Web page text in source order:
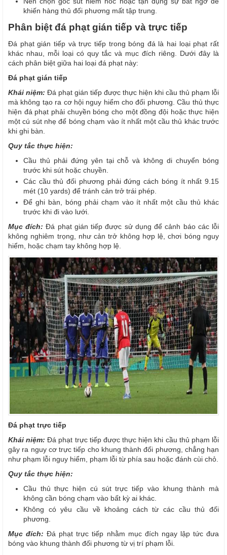
khiến hàng thủ đối phương mất tập trung.
Phân biệt đá phạt gián tiếp và trực tiếp
Đá phạt gián tiếp và trực tiếp trong bóng đá là hai loại phạt rất
khác nhau, mỗi loại có quy tắc và mục đích riêng. Dưới đây là
cách phân biệt giữa hai loại đá phạt này:
Đá phạt gián tiếp
Khái niệm: Đá phạt gián tiếp được thực hiện khi cầu thủ phạm lỗi
mà không tạo ra cơ hội nguy hiểm cho đối phương. Cầu thủ thực
hiện đá phạt phải chuyền bóng cho một đồng đội hoặc thực hiện
một cú sút nhẹ để bóng chạm vào ít nhất một cầu thủ khác trước
khi ghi bàn.
Quy tắc thực hiện:
Cầu thủ phải đứng yên tại chỗ và không di chuyển bóng
trước khi sút hoặc chuyền.
Các cầu thủ đối phương phải đứng cách bóng ít nhất 9.15
mét (10 yards) để tránh cản trở trái phép.
Để ghi bàn, bóng phải chạm vào ít nhất một cầu thủ khác
trước khi đi vào lưới.
Mục đích: Đá phạt gián tiếp được sử dụng để cảnh báo các lỗi
không nghiêm trọng, như cản trở không hợp lệ, chơi bóng nguy
hiểm, hoặc chạm tay không hợp lệ.
Đá phạt trực tiếp
Khái niệm: Đá phạt trực tiếp được thực hiện khi cầu thủ phạm lỗi
gây ra nguy cơ trực tiếp cho khung thành đối phương, chẳng hạn
như phạm lỗi nguy hiểm, phạm lỗi từ phía sau hoặc đánh cùi chỏ.
Quy tắc thực hiện:
Cầu thủ thực hiện cú sút trực tiếp vào khung thành mà
không cần bóng chạm vào bất kỳ ai khác.
Không có yêu cầu về khoảng cách từ các cầu thủ đối
phương.
Mục đích: Đá phạt trực tiếp nhằm mục đích ngay lập tức đưa
bóng vào khung thành đối phương từ vị trí phạm lỗi.